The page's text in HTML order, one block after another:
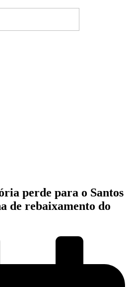
perde para o Santos
de rebaixamento do